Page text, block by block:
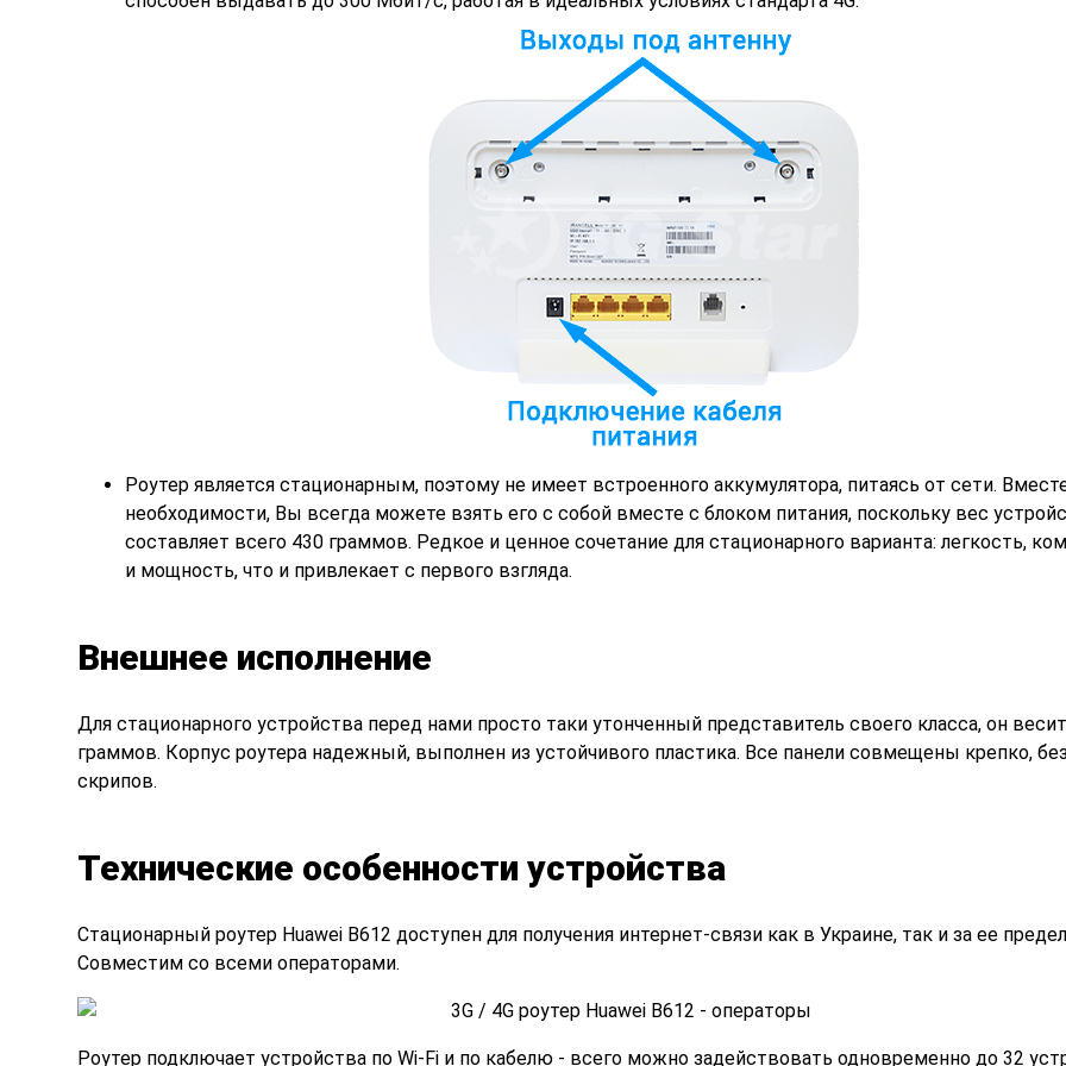
Роутер является стационарным, поэтому не имеет встроенного аккумулятора, питаясь от сети.
необходимости, Вы всегда можете взять его с собой вместе с блоком питания, поскольку вес
составляет всего 430 граммов. Редкое и ценное сочетание для стационарного варианта: легкость,
и мощность, что и привлекает с первого взгляда.
Внешнее исполнение
Для стационарного устройства перед нами просто таки утонченный представитель своего класса, он
граммов. Корпус роутера надежный, выполнен из устойчивого пластика. Все панели совмещены крепко,
скрипов.
Технические особенности устройства
Стационарный роутер Huawei B612 доступен для получения интернет-связи как в Украине, так и за ее
Совместим со всеми операторами.
Роутер подключает устройства по Wi-Fi и по кабелю - всего можно задействовать одновременно до 32